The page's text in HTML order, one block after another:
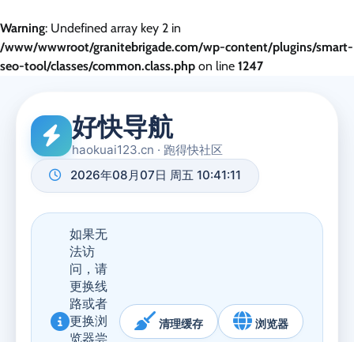
Warning: Undefined array key 2 in
/www/wwwroot/granitebrigade.com/wp-content/plugins/smart-
seo-tool/classes/common.class.php on line 1247